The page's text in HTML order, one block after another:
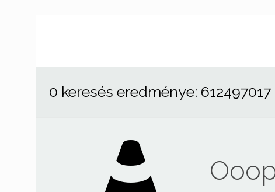
0 keresés eredménye: 612497017